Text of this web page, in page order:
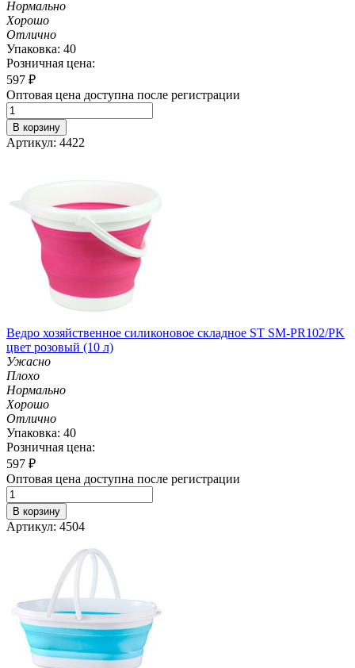
Нормально
Хорошо
Отлично
Упаковка: 40
Розничная цена:
597 ₽
Оптовая цена доступна после регистрации
В корзину
Артикул: 4422
Ведро хозяйственное силиконовое складное ST SM-PR102/PK
цвет розовый (10 л)
Ужасно
Плохо
Нормально
Хорошо
Отлично
Упаковка: 40
Розничная цена:
597 ₽
Оптовая цена доступна после регистрации
В корзину
Артикул: 4504